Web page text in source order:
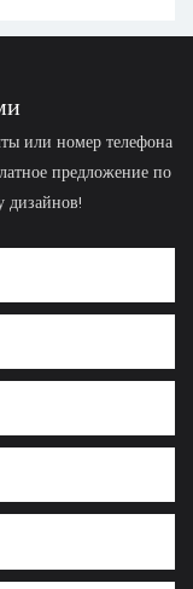
или номер телефона
предложение по
дизайнов!